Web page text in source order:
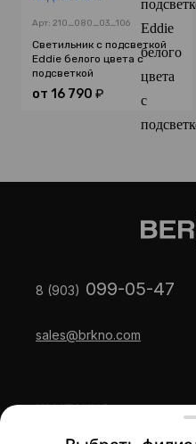
Арт: 210_080_03_106
Светильник с подсветкой
Eddie белого цвета с
подсветкой
от 16 790 ₽
8 (903) 099-05-47
sales@brkno.com
КОМПАНИЯ